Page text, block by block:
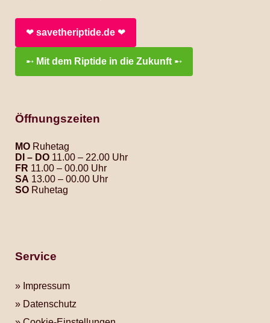
❤︎ savetheriptide.de ❤︎
➸ Mit dem Riptide in die Zukunft ➸
Öffnungszeiten
MO Ruhetag
DI – DO 11.00 – 22.00 Uhr
FR 11.00 – 00.00 Uhr
SA 13.00 – 00.00 Uhr
SO Ruhetag
Service
Impressum
Datenschutz